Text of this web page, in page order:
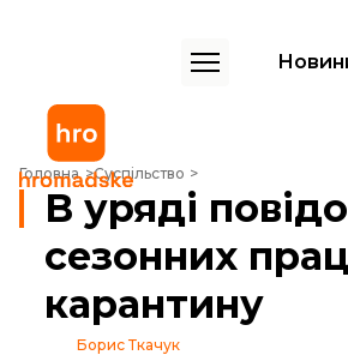
Головна Суспільство
В уряді повідомили, чи випускатимуть
В уряді
сезонних
карантину
Борис Ткачук